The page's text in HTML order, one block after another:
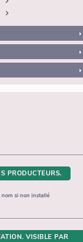
PRODUCTEURS.
si non installé
VISIBLE PAR